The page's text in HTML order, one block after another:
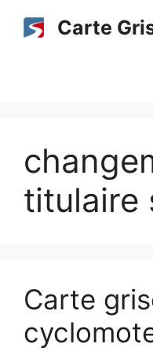
Carte
titulaire
Carte